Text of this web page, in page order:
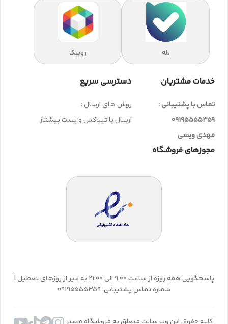
بله روبیکا
خدمات مشتریان
تماس با پشتیبانی :
09195555359
مهدی ویسی
دسترسی سریع
روش های ارسال :
ارسال با تیپاکس و پست پیشتاز
مجوزهای فروشگاه
پاسخگویی همه روزه از ساعت 9:00 الی 21:00 به غیر از روزهای تعطیل |
شماره تماس پشتیبانی: 09195555359